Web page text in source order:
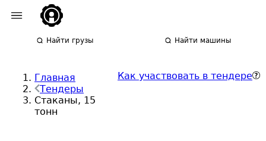
Найти грузы Найти машины
Главная
Тендеры
Стаканы, 15
тонн
Как участвовать в тендере